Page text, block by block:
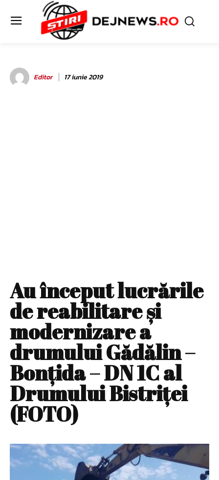
Editor 17 iunie 2019
Au început lucrările
de reabilitare și
modernizare a
drumului Gădălin –
Bonțida – DN 1C al
Drumului Bistriței
(FOTO)